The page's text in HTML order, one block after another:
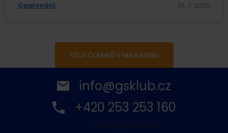
Opalování 01. 7. 2026
VÍCE ČLÁNKŮ V MAGAZÍNU
info@gsklub.cz
+420 253 253 160